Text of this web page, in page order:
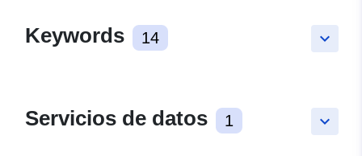
keyboard_arrow_down
Keywords 14
keyboard_arrow_down
Servicios de datos 1